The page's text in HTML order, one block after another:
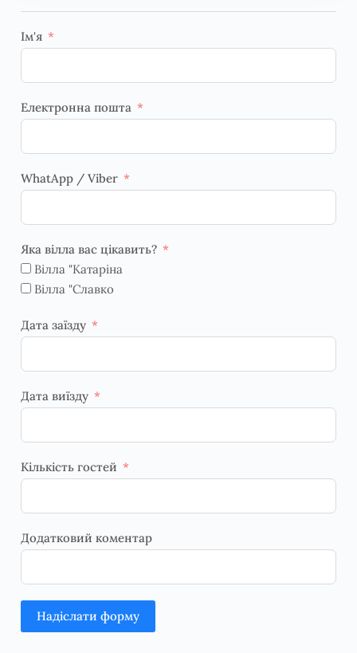
Ім'я
Електронна пошта
WhatApp / Viber
Яка вілла вас цікавить?
Вілла "Катаріна
Вілла "Славко
Дата заїзду
Дата виїзду
Кількість гостей
Додатковий коментар
Надіслати форму